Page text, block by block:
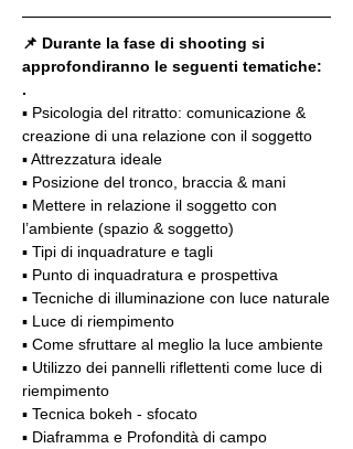
📌 Durante la fase di shooting si
approfondiranno le seguenti tematiche:
.
▪️ Psicologia del ritratto: comunicazione &
creazione di una relazione con il soggetto
▪️ Attrezzatura ideale
▪️ Posizione del tronco, braccia & mani
▪️ Mettere in relazione il soggetto con
l’ambiente (spazio & soggetto)
▪️ Tipi di inquadrature e tagli
▪️ Punto di inquadratura e prospettiva
▪️ Tecniche di illuminazione con luce naturale
▪️ Luce di riempimento
▪️ Come sfruttare al meglio la luce ambiente
▪️ Utilizzo dei pannelli riflettenti come luce di
riempimento
▪️ Tecnica bokeh - sfocato
▪️ Diaframma e Profondità di campo